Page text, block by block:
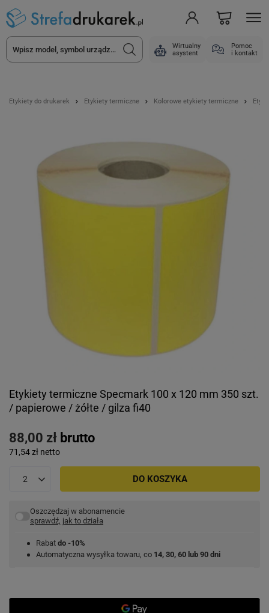
Wirtualny
asystent
Pomoc
i kontakt
Etykiety do drukarek Etykiety termiczne Kolorowe etykiety termiczne
Etykiety termiczne Specmark 100 x 120 mm 350 szt.
/ papierowe / żółte / gilza fi40
88,00 zł brutto
71,54 zł netto
DO KOSZYKA
Oszczędzaj w abonamencie
sprawdź, jak to działa
Rabat do -10%
Automatyczna wysyłka towaru, co 14, 30, 60 lub 90 dni